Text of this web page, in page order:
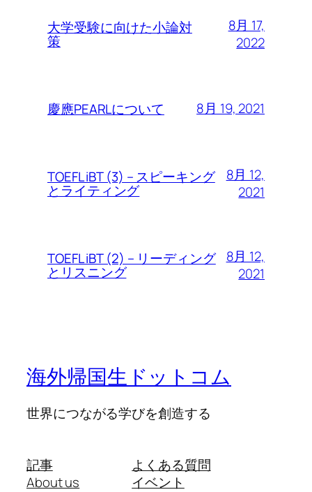
大学受験に向けた小論対
策
8月 17,
2022
慶應PEARLについて 8月 19, 2021
TOEFL iBT (3) – スピーキング
とライティング
8月 12,
2021
TOEFL iBT (2) – リーディング
とリスニング
8月 12,
2021
海外帰国生ドットコム
世界につながる学びを創造する
記事
About us
よくある質問
イベント